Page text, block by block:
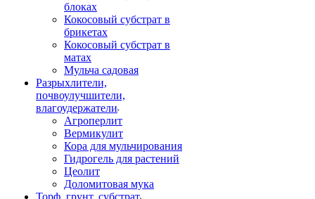
блоках
Кокосовый субстрат в
брикетах
Кокосовый субстрат в
матах
Мульча садовая
Разрыхлители,
почвоулучшители,
влагоудержатели
Агроперлит
Вермикулит
Кора для мульчирования
Гидрогель для растений
Цеолит
Доломитовая мука
Торф, грунт, субстрат